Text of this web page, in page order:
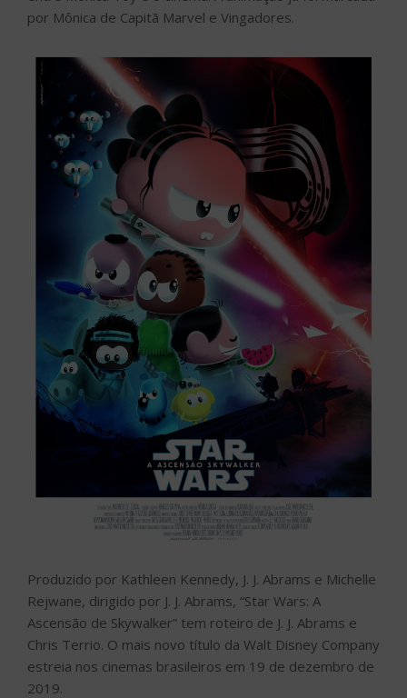
por Mônica de Capitã Marvel e Vingadores.
Produzido por Kathleen Kennedy, J. J. Abrams e Michelle
Rejwane, dirigido por J. J. Abrams, “Star Wars: A
Ascensão de Skywalker” tem roteiro de J. J. Abrams e
Chris Terrio. O mais novo título da Walt Disney Company
estreia nos cinemas brasileiros em 19 de dezembro de
2019.